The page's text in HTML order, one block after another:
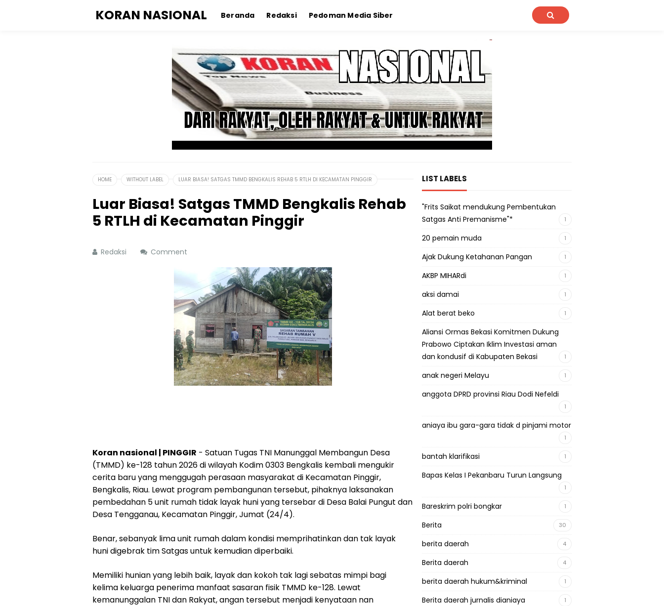
KORAN NASIONAL Beranda Redaksi Pedoman Media Siber
HOME WITHOUT LABEL LUAR BIASA! SATGAS TMMD BENGKALIS REHAB 5 RTLH DI KECAMATAN PINGGIR
Luar Biasa! Satgas TMMD Bengkalis Rehab
5 RTLH di Kecamatan Pinggir
Redaksi Comment
Koran nasional | PINGGIR - Satuan Tugas TNI Manunggal Membangun Desa
(TMMD) ke-128 tahun 2026 di wilayah Kodim 0303 Bengkalis kembali mengukir
cerita baru yang menggugah perasaan masyarakat di Kecamatan Pinggir,
Bengkalis, Riau. Lewat program pembangunan tersebut, pihaknya laksanakan
pembedahan 5 unit rumah tidak layak huni yang tersebar di Desa Balai Pungut dan
Desa Tengganau, Kecamatan Pinggir, Jumat (24/4).
Benar, sebanyak lima unit rumah dalam kondisi memprihatinkan dan tak layak
huni digebrak tim Satgas untuk kemudian diperbaiki.
Memiliki hunian yang lebih baik, layak dan kokoh tak lagi sebatas mimpi bagi
kelima keluarga penerima manfaat sasaran fisik TMMD ke-128. Lewat
kemanunggalan TNI dan Rakyat, angan tersebut menjadi kenyataan nan
LIST LABELS
"Frits Saikat mendukung Pembentukan
Satgas Anti Premanisme"*
1
20 pemain muda 1
Ajak Dukung Ketahanan Pangan 1
AKBP MIHARdi 1
aksi damai 1
Alat berat beko 1
Aliansi Ormas Bekasi Komitmen Dukung
Prabowo Ciptakan Iklim Investasi aman
dan kondusif di Kabupaten Bekasi
1
anak negeri Melayu 1
anggota DPRD provinsi Riau Dodi Nefeldi
1
aniaya ibu gara-gara tidak d pinjami motor
1
bantah klarifikasi 1
Bapas Kelas I Pekanbaru Turun Langsung
1
Bareskrim polri bongkar 1
Berita 30
berita daerah 4
Berita daerah 4
berita daerah hukum&kriminal 1
Berita daerah jurnalis dianiaya 1